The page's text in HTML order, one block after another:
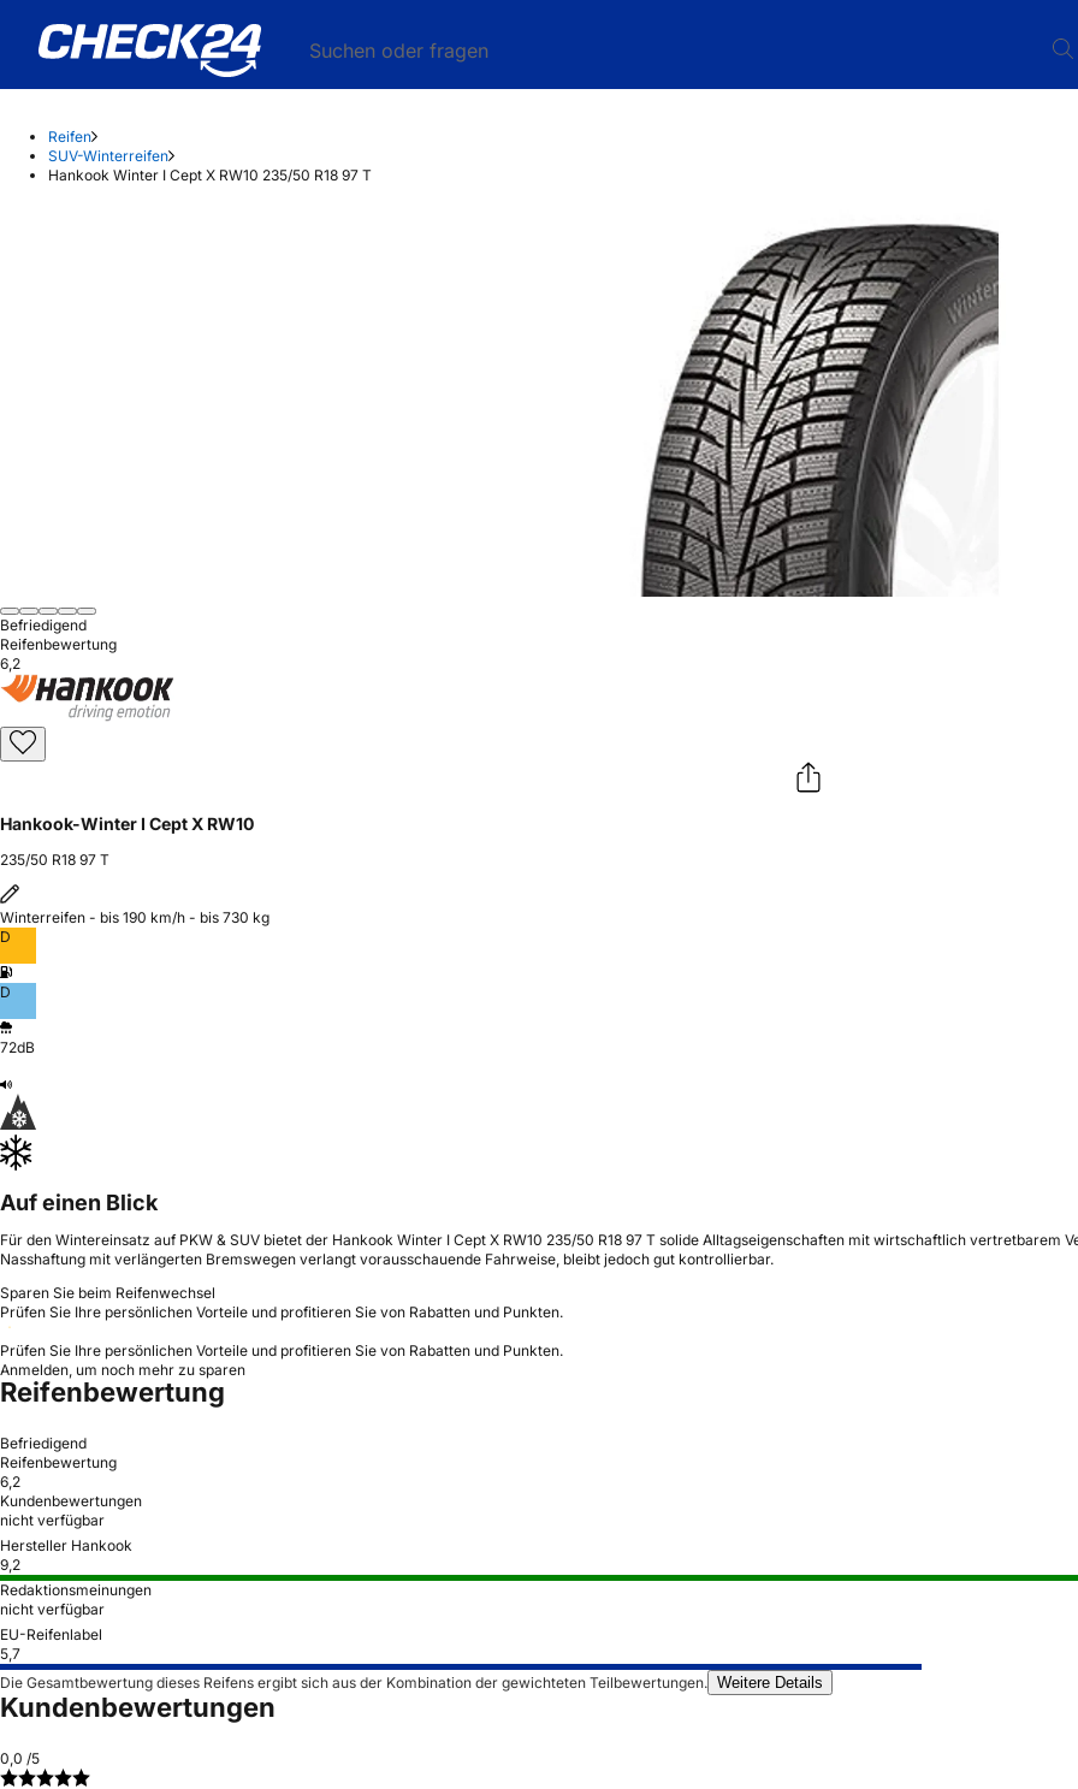
Suchen oder fragen
Reifen
SUV-Winterreifen
Hankook Winter I Cept X RW10 235/50 R18 97 T
Befriedigend
Reifenbewertung
6,2
Hankook-Winter I Cept X RW10
235/50 R18 97 T
Winterreifen - bis 190 km/h - bis 730 kg
D
D
72dB
Auf einen Blick
Für den Wintereinsatz auf PKW & SUV bietet der Hankook Winter I Cept X RW10 235/50 R18 97 T solide Alltagseigenschaften mit wirtschaftlich vertretbarem
Nasshaftung mit verlängerten Bremswegen verlangt vorausschauende Fahrweise, bleibt jedoch gut kontrollierbar.
Sparen Sie beim Reifenwechsel
Prüfen Sie Ihre persönlichen Vorteile und profitieren Sie von Rabatten und Punkten.
Prüfen Sie Ihre persönlichen Vorteile und profitieren Sie von Rabatten und Punkten.
Anmelden, um noch mehr zu sparen
Reifenbewertung
Befriedigend
Reifenbewertung
6,2
Kundenbewertungen
nicht verfügbar
Hersteller Hankook
9,2
Redaktionsmeinungen
nicht verfügbar
EU-Reifenlabel
5,7
Die Gesamtbewertung dieses Reifens ergibt sich aus der Kombination der gewichteten Teilbewertungen. Weitere Details
Kundenbewertungen
0,0 /5